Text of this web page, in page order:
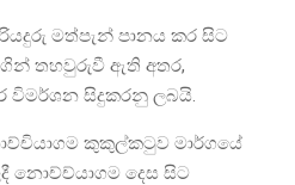
මත්පැන් පානය කර සිට
තහවුරුවී ඇති අතර,
විමර්ශන සිදුකරනු ලබයි.
කුකුල්කටුව මාර්ගයේ
නොච්ච්යාගම දෙස සිට